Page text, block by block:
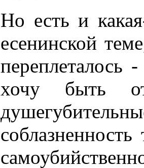
Но есть и
есенинской
переплеталось
хочу быть